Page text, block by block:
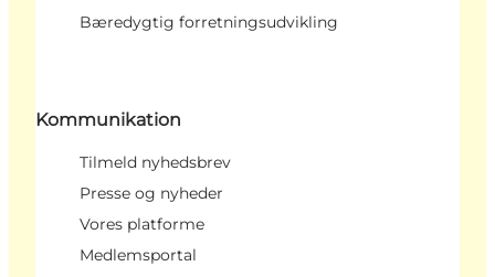
Bæredygtig forretningsudvikling
Kommunikation
Tilmeld nyhedsbrev
Presse og nyheder
Vores platforme
Medlemsportal